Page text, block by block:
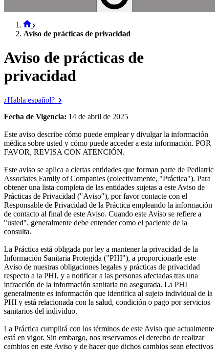
Aviso de prácticas de privacidad
Aviso de prácticas de
privacidad
¿Habla español?
Fecha de Vigencia: 14 de abril de 2025
Este aviso describe cómo puede emplear y divulgar la información
médica sobre usted y cómo puede acceder a esta información. POR
FAVOR, REVISA CON ATENCIÓN.
Este aviso se aplica a ciertas entidades que forman parte de Pediatric
Associates Family of Companies (colectivamente, "Práctica"). Para
obtener una lista completa de las entidades sujetas a este Aviso de
Prácticas de Privacidad ("Aviso"), por favor contacte con el
Responsable de Privacidad de la Práctica empleando la información
de contacto al final de este Aviso. Cuando este Aviso se refiere a
"usted", generalmente debe entender como el paciente de la
consulta.
La Práctica está obligada por ley a mantener la privacidad de la
Información Sanitaria Protegida ("PHI"), a proporcionarle este
Aviso de nuestras obligaciones legales y prácticas de privacidad
respecto a la PHI, y a notificar a las personas afectadas tras una
infracción de la información sanitaria no asegurada. La PHI
generalmente es información que identifica al sujeto individual de la
PHI y está relacionada con la salud, condición o pago por servicios
sanitarios del individuo.
La Práctica cumplirá con los términos de este Aviso que actualmente
está en vigor. Sin embargo, nos reservamos el derecho de realizar
cambios en este Aviso y de hacer que dichos cambios sean efectivos